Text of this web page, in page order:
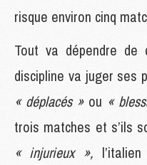
risque environ cinq
Tout va dépendre de
discipline va juger ses
« déplacés » ou «
trois matches et s’ils
« injurieux »,